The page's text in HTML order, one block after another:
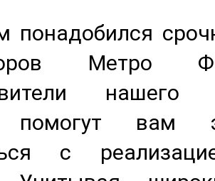
понадобился
Метро
нашего
помогут вам
с